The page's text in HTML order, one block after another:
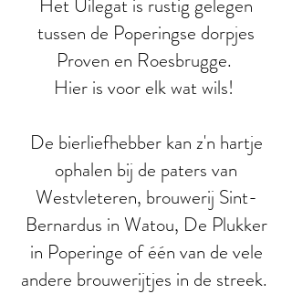
Het Uilegat is rustig gelegen
tussen de Poperingse dorpjes
Proven en Roesbrugge.
Hier is voor elk wat wils!
De bierliefhebber kan z'n hartje
ophalen bij de paters van
Westvleteren, brouwerij Sint-
Bernardus in Watou, De Plukker
in Poperinge of één van de vele
andere brouwerijtjes in de streek.